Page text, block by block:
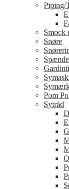
Piping/
Smock
Snøre
Pom
Sytråd